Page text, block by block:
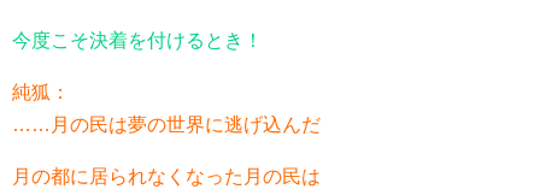
今度こそ決着を付けるとき！
純狐：
……月の民は夢の世界に逃げ込んだ
月の都に居られなくなった月の民は